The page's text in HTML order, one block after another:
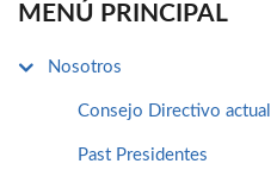
MENÚ PRINCIPAL
Nosotros
Consejo Directivo actual
Past Presidentes